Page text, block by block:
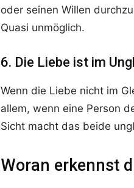
oder seinen Willen
Quasi unmöglich.
6. Die Liebe ist im
Wenn die Liebe nicht im
allem, wenn eine Person
Sicht macht das beide
Woran erkennst